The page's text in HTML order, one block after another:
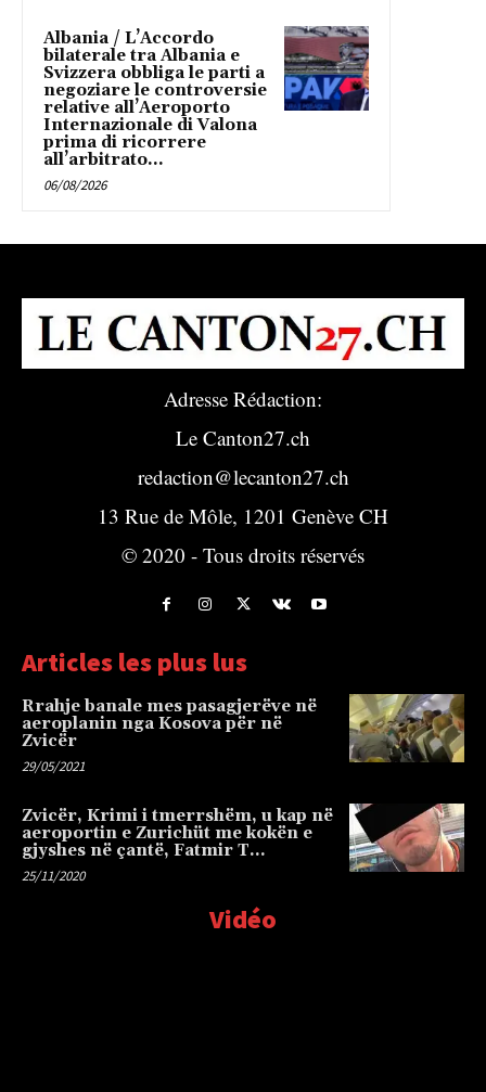
Albania / L’Accordo
bilaterale tra Albania e
Svizzera obbliga le parti a
negoziare le controversie
relative all’Aeroporto
Internazionale di Valona
prima di ricorrere
all’arbitrato...
06/08/2026
Adresse Rédaction:
Le Canton27.ch
redaction@lecanton27.ch
13 Rue de Môle, 1201 Genève CH
© 2020 - Tous droits réservés
Articles les plus lus
Rrahje banale mes pasagjerëve në
aeroplanin nga Kosova për në
Zvicër
29/05/2021
Zvicër, Krimi i tmerrshëm, u kap në
aeroportin e Zurichüt me kokën e
gjyshes në çantë, Fatmir T…
25/11/2020
Vidéo